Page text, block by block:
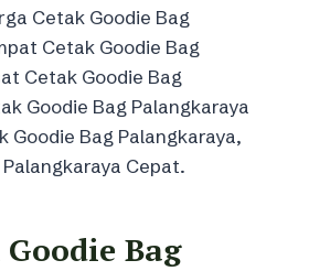
Cetak Goodie Bag
Cetak Goodie Bag
Cetak Goodie Bag
Goodie Bag Palangkaraya
Goodie Bag Palangkaraya,
Cepat.
Goodie Bag